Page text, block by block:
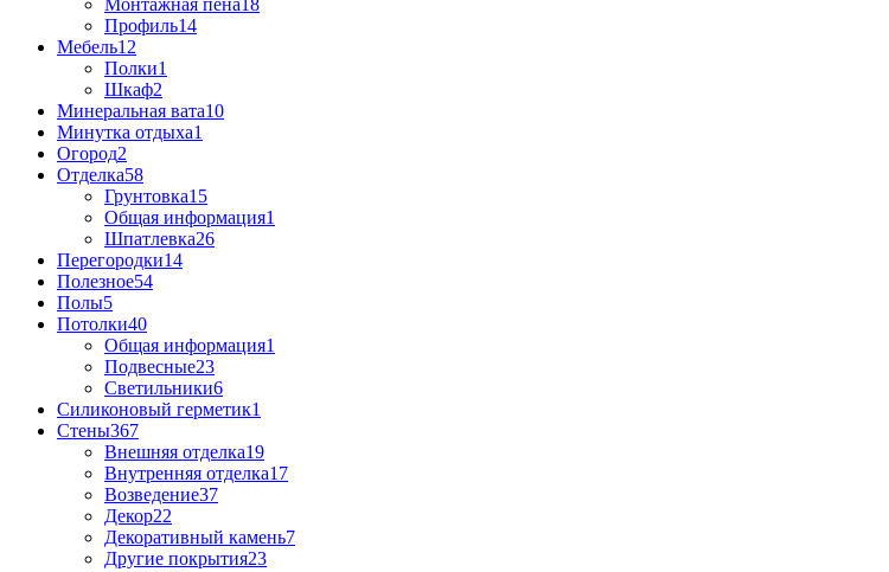
Монтажная пена18
Профиль14
Мебель12
Полки1
Шкаф2
Минеральная вата10
Минутка отдыха1
Огород2
Отделка58
Грунтовка15
Общая информация1
Шпатлевка26
Перегородки14
Полезное54
Полы5
Потолки40
Общая информация1
Подвесные23
Светильники6
Силиконовый герметик1
Стены367
Внешняя отделка19
Внутренняя отделка17
Возведение37
Декор22
Декоративный камень7
Другие покрытия23